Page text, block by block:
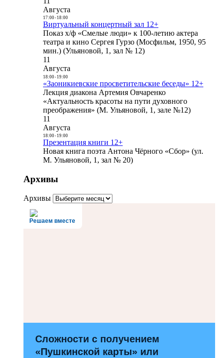
Августа
17:00- 18:00
Виртуальный концертный зал 12+
Показ х/ф «Смелые люди» к 100-летию актера
театра и кино Сергея Гурзо (Мосфильм, 1950, 95
мин.) (Ульяновой, 1, зал № 12)
11
Августа
18:00- 19:00
«Заоникиевские просветительские беседы» 12+
Лекция диакона Артемия Овчаренко
«Актуальность красоты на пути духовного
преображения» (М. Ульяновой, 1, зале №12)
11
Августа
18:00- 19:00
Презентация книги 12+
Новая книга поэта Антона Чёрного «Сбор» (ул.
М. Ульяновой, 1, зал № 20)
Архивы
Архивы
Решаем вместе
Сложности с получением
«Пушкинской карты» или